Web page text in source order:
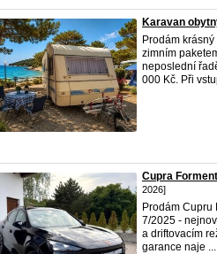
Karavan
Prodám
zimním
neposlední
000 Kč. Při
Cupra
2026]
Prodám Cupru
7/2025 -
a driftovacím
garance naje ...